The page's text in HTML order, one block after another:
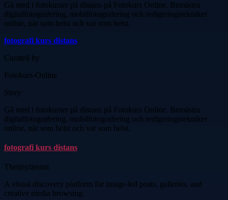
Gå med i fotokurser på distans på Fotokurs Online. Bemästra
digitalfotografering, mobilfotografering och redigeringstekniker
online, när som helst och var som helst.
fotografi kurs distans
Curated by
Fotokurs-Online
Story
Gå med i fotokurser på distans på Fotokurs Online. Bemästra
digitalfotografering, mobilfotografering och redigeringstekniker
online, när som helst och var som helst.
fotografi kurs distans
Thetinytierant
A visual discovery platform for image-led posts, galleries, and
creative media browsing.